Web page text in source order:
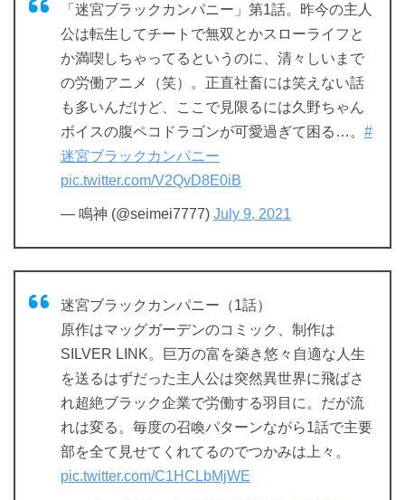
「迷宮ブラックカンパニー」第1話。昨今の主人
公は転生してチートで無双とかスローライフと
か満喫しちゃってるというのに、清々しいまで
の労働アニメ（笑）。正直社畜には笑えない話
も多いんだけど、ここで見限るには久野ちゃん
ボイスの腹ペコドラゴンが可愛過ぎて困る…。 #
迷宮ブラックカンパニー
pic.twitter.com/V2QvD8E0iB
— 鳴神 (@seimei7777) July 9, 2021
迷宮ブラックカンパニー（1話）
原作はマッグガーデンのコミック、制作は
SILVER LINK。巨万の富を築き悠々自適な人生
を送るはずだった主人公は突然異世界に飛ばさ
れ超絶ブラック企業で労働する羽目に。だが流
れは変る。毎度の召喚パターンながら1話で主要
部を全て見せてくれてるのでつかみは上々。
pic.twitter.com/C1HCLbMjWE